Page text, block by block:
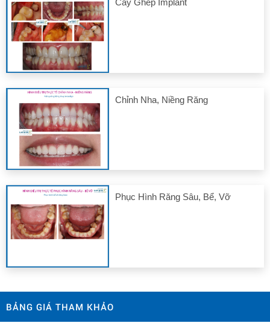
Chỉnh Nha, Niềng Răng
Phục Hình Răng Sâu, Bể, Vỡ
BẢNG GIÁ THAM KHẢO